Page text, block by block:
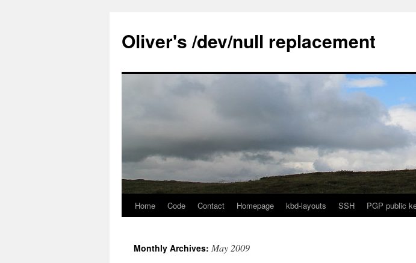
content
Oliver's /dev/null replacement
Home Code Contact Homepage kbd-layouts SSH PGP public
Monthly Archives: May 2009